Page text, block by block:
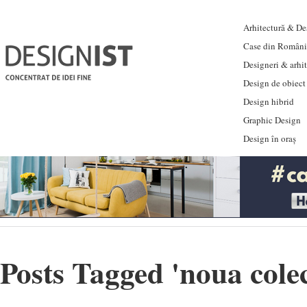
Arhitectură &
Case din
Designeri &
Design de obiect
Design hibrid
Graphic Design
Design în oraș
Posts Tagged 'noua